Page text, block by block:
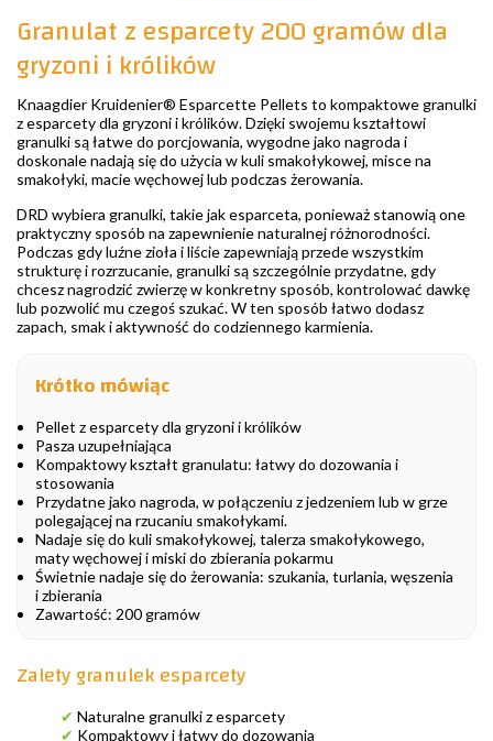
Granulat z esparcety 200 gramów dla
gryzoni i królików
Knaagdier Kruidenier® Esparcette Pellets to kompaktowe granulki
z esparcety dla gryzoni i królików. Dzięki swojemu kształtowi
granulki są łatwe do porcjowania, wygodne jako nagroda i
doskonale nadają się do użycia w kuli smakołykowej, misce na
smakołyki, macie węchowej lub podczas żerowania.
DRD wybiera granulki, takie jak esparceta, ponieważ stanowią one
praktyczny sposób na zapewnienie naturalnej różnorodności.
Podczas gdy luźne zioła i liście zapewniają przede wszystkim
strukturę i rozrzucanie, granulki są szczególnie przydatne, gdy
chcesz nagrodzić zwierzę w konkretny sposób, kontrolować dawkę
lub pozwolić mu czegoś szukać. W ten sposób łatwo dodasz
zapach, smak i aktywność do codziennego karmienia.
Krótko mówiąc
Pellet z esparcety dla gryzoni i królików
Pasza uzupełniająca
Kompaktowy kształt granulatu: łatwy do dozowania i
stosowania
Przydatne jako nagroda, w połączeniu z jedzeniem lub w grze
polegającej na rzucaniu smakołykami.
Nadaje się do kuli smakołykowej, talerza smakołykowego,
maty węchowej i miski do zbierania pokarmu
Świetnie nadaje się do żerowania: szukania, turlania, węszenia
i zbierania
Zawartość: 200 gramów
Zalety granulek esparcety
✔ Naturalne granulki z esparcety
✔ Kompaktowy i łatwy do dozowania